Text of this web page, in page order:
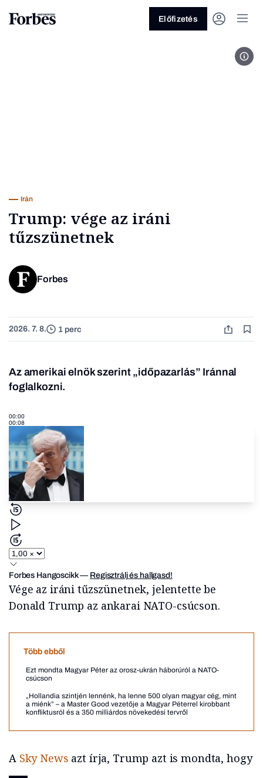
Előfizetés
Irán
Trump: vége az iráni
tűzszünetnek
Forbes
2026. 7. 8. 1 perc
Az amerikai elnök szerint „időpazarlás” Iránnal
foglalkozni.
00:00
00:08
Forbes Hangoscikk— Regisztrálj és hallgasd!
Vége az iráni tűzszünetnek, jelentette be
Donald Trump az ankarai NATO-csúcson.
Több ebből
Ezt mondta Magyar Péter az orosz-ukrán háborúról a NATO-
csúcson
„Hollandia szintjén lennénk, ha lenne 500 olyan magyar cég, mint
a miénk” – a Master Good vezetője a Magyar Péterrel kirobbant
konfliktusról és a 350 milliárdos növekedési tervről
A Sky News azt írja, Trump azt is mondta, hogy